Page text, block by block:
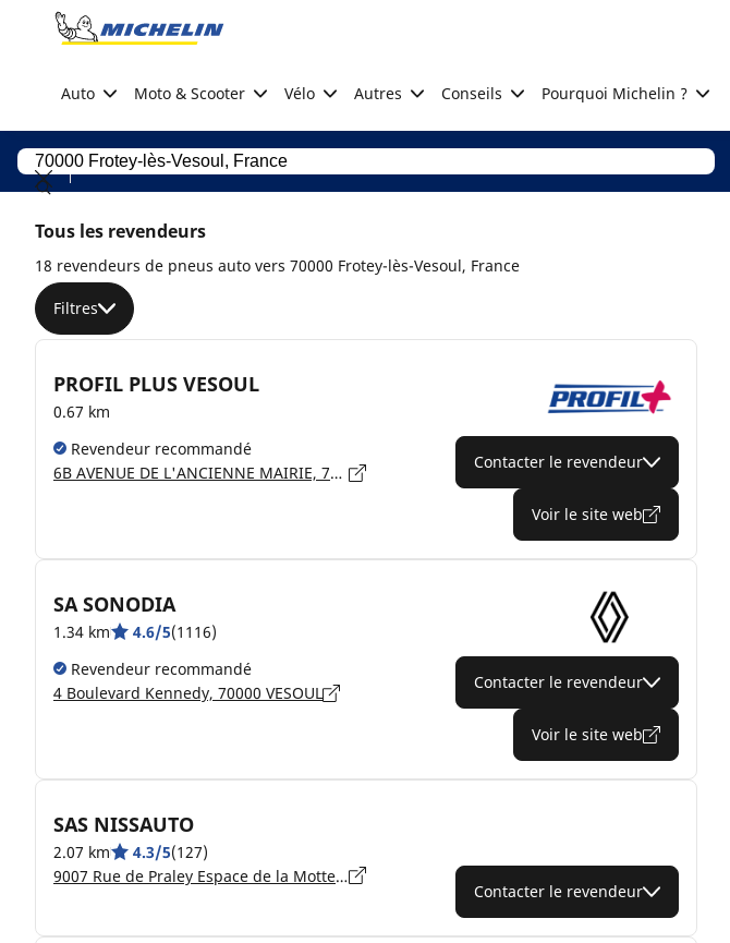
Go to page content
Auto Moto & Scooter Vélo Autres Conseils Pourquoi Michelin ?
Tous les revendeurs
18 revendeurs de pneus auto vers 70000 Frotey-lès-Vesoul, France
Filtres
PROFIL PLUS VESOUL
0.67 km
Revendeur recommandé
6B AVENUE DE L'ANCIENNE MAIRIE, 70000 FROTEY LES VESOUL
Contacter le revendeur
Voir le site web
SA SONODIA
1.34 km 4.6/5(1116)
Revendeur recommandé
4 Boulevard Kennedy, 70000 VESOUL
Contacter le revendeur
Voir le site web
SAS NISSAUTO
2.07 km 4.3/5(127)
9007 Rue de Praley Espace de la Motte, 70000 VESOUL
Contacter le revendeur